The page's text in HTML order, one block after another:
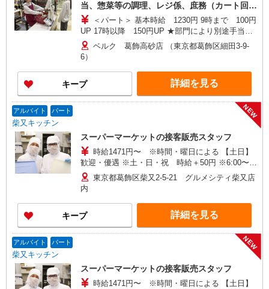
当、惣菜等の調理、レジ係、庶務（カート回
収・清掃、他） ＜学生アルバイト＞ 庶務（カ
ート回収・清掃、他／高校生不可）
＜パート＞ 基本時給 1230円 9時まで 100円
UP 17時以降 150円UP ★部門により別途手当が
つく場合あり ＜学生アルバイト＞ 17時まで 基
本時給1230円 17時以降 時給1280円（一律夜間
手当含む） ※22時以降は18歳以上（高校生不可）
※22時以降 基本時給より25％UP ★評価制度で
時給UP！ ★パートは日・祝日は更に時給100円
UP！ 上記時間帯は募集時間ではありません。募
集時間は勤務時間・曜日欄でご確認ください。
ベルク 葛飾高砂店 （東京都葛飾区細田3-9-
6）
キープ 詳細を見る
アルバイト パート
柴又キッチン
NEW
スーパーマーケットの接客販売スタッフ
時給1471円〜 ※時間・曜日による 【土日】
歓迎・優遇 ※土・日・祝 時給＋50円 ※6:00〜
8:00 時給＋200円 ※8:00〜9:00 時給＋100円
※22:00以降 基本時給より25％UP
東京都葛飾区柴又2-5-21 グルメシティ柴又店
内
キープ 詳細を見る
アルバイト パート
柴又キッチン
NEW
スーパーマーケットの接客販売スタッフ
時給1471円〜 ※時間・曜日による 【土日】